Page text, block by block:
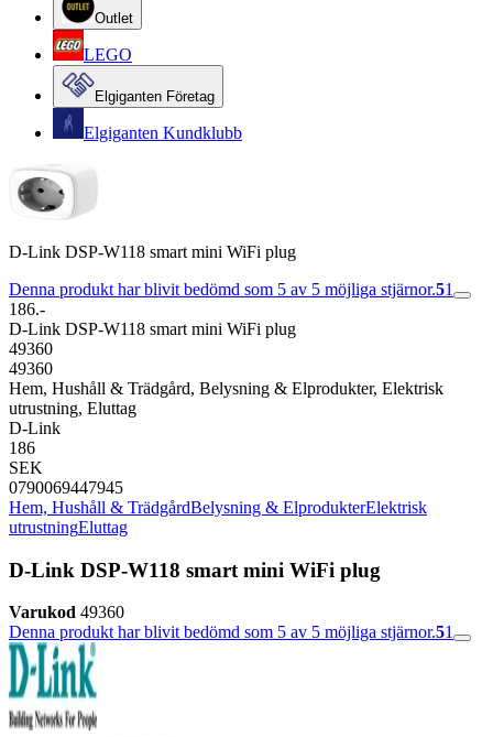
Outlet
LEGO
Elgiganten Företag
Elgiganten Kundklubb
D-Link DSP-W118 smart mini WiFi plug
Denna produkt har blivit bedömd som 5 av 5 möjliga stjärnor.51
186.-
D-Link DSP-W118 smart mini WiFi plug
49360
49360
Hem, Hushåll & Trädgård, Belysning & Elprodukter, Elektrisk
utrustning, Eluttag
D-Link
186
SEK
0790069447945
Hem, Hushåll & TrädgårdBelysning & ElprodukterElektrisk
utrustningEluttag
D-Link DSP-W118 smart mini WiFi plug
Varukod 49360
Denna produkt har blivit bedömd som 5 av 5 möjliga stjärnor.51